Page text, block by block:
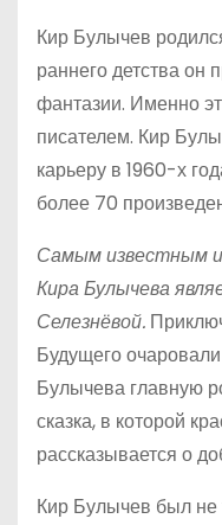
Кир Булычев
раннего детства он
фантазии. Именно
писателем. Кир
карьеру в 1960-х
более 70
Самым известным
Кира Булычева
Селезнёвой.
Будущего
Булычева главную
сказка, в которой
рассказывается о
Кир Булычев был не